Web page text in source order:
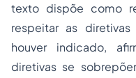
texto dispõe como
respeitar as
houver indicado,
diretivas se